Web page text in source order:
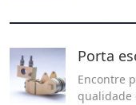
seguras,
Porta
Encontre
qualidade